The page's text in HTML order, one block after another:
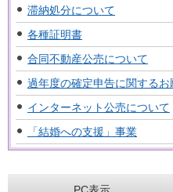
滞納処分について
各種証明書
合同不動産公売について
過年度の確定申告に関するお
インターネット公売について
「結婚への支援」事業